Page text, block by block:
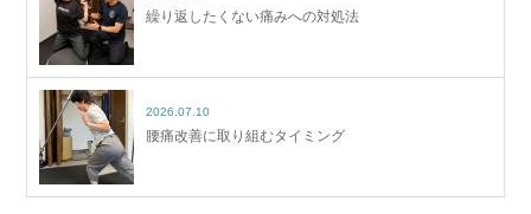
繰り返したくない痛みへの対処法
2026.07.10
腰痛改善に取り組むタイミング